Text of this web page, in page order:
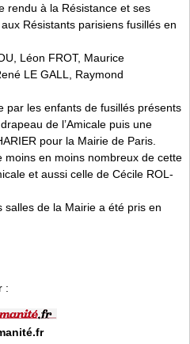
rendu à la Résistance et ses
Résistants parisiens fusillés en
Léon FROT, Maurice
LE GALL, Raymond
par les enfants de fusillés présents
de l’Amicale puis une
pour la Mairie de Paris.
moins en moins nombreux de cette
et aussi celle de Cécile ROL-
de la Mairie a été pris en
: